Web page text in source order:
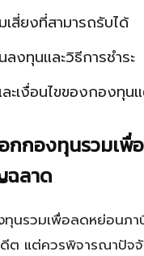
เสี่ยงที่สามารถรับได้
ลงทุนและวิธีการชำระ
ะเงื่อนไขของกองทุนแ
กกองทุนรวมเ
ฉลาด
ทุนรวมเพื่อลดหย่อนภา
ต แต่ควรพิจารณาปัจ